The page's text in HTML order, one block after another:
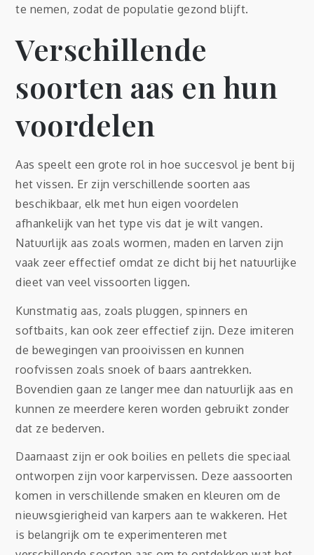
te nemen, zodat de populatie gezond blijft.
Verschillende
soorten aas en hun
voordelen
Aas speelt een grote rol in hoe succesvol je bent bij
het vissen. Er zijn verschillende soorten aas
beschikbaar, elk met hun eigen voordelen
afhankelijk van het type vis dat je wilt vangen.
Natuurlijk aas zoals wormen, maden en larven zijn
vaak zeer effectief omdat ze dicht bij het natuurlijke
dieet van veel vissoorten liggen.
Kunstmatig aas, zoals pluggen, spinners en
softbaits, kan ook zeer effectief zijn. Deze imiteren
de bewegingen van prooivissen en kunnen
roofvissen zoals snoek of baars aantrekken.
Bovendien gaan ze langer mee dan natuurlijk aas en
kunnen ze meerdere keren worden gebruikt zonder
dat ze bederven.
Daarnaast zijn er ook boilies en pellets die speciaal
ontworpen zijn voor karpervissen. Deze aassoorten
komen in verschillende smaken en kleuren om de
nieuwsgierigheid van karpers aan te wakkeren. Het
is belangrijk om te experimenteren met